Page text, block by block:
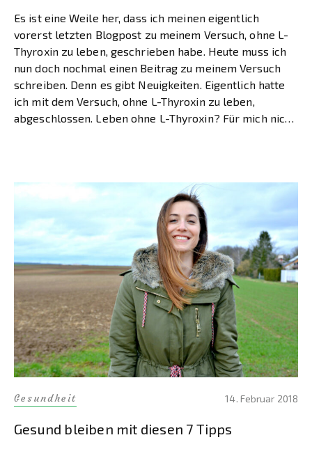
Es ist eine Weile her, dass ich meinen eigentlich
vorerst letzten Blogpost zu meinem Versuch, ohne L-
Thyroxin zu leben, geschrieben habe. Heute muss ich
nun doch nochmal einen Beitrag zu meinem Versuch
schreiben. Denn es gibt Neuigkeiten. Eigentlich hatte
ich mit dem Versuch, ohne L-Thyroxin zu leben,
abgeschlossen. Leben ohne L-Thyroxin? Für mich nicht
Gesundheit 14. Februar 2018
Gesund bleiben mit diesen 7 Tipps